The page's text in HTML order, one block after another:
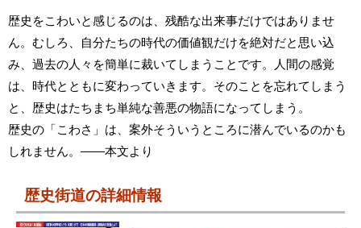
歴史をこわいと感じるのは、残酷な出来事だけではありませ
ん。むしろ、自分たちの時代の価値観だけを絶対だと思い込
み、過去の人々を簡単に裁いてしまうことです。人間の感覚
は、時代とともに変わっていきます。そのことを忘れてしまう
と、歴史はたちまち単純な善悪の物語になってしまう。
歴史の「こわさ」は、案外そういうところに潜んでいるのかも
しれません。――本文より
歴史街道の詳細情報